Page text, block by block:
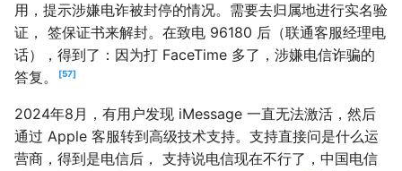
用，提示涉嫌电诈被封停的情况。需要去归属地进行实名验
证， 签保证书来解封。在致电 96180 后（联通客服经理电
话），得到了：因为打 FaceTime 多了，涉嫌电信诈骗的
答复。
57
2024年8月，有用户发现 iMessage 一直无法激活，然后
通过 Apple 客服转到高级技术支持。支持直接问是什么运
营商，得到是电信后， 支持说电信现在不行了，中国电信